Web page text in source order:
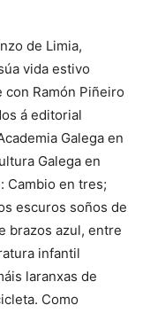
de Limia,
vida estivo
con Ramón Piñeiro
á editorial
Galega en
Galega en
Cambio en tres;
escuros soños de
brazos azul, entre
infantil
laranxas de
Como